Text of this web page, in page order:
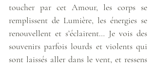
toucher par cet Amour, les corps se
remplissent de Lumière, les énergies se
renouvellent et s’éclairent… Je vois des
souvenirs parfois lourds et violents qui
sont laissés aller dans le vent, et ressens